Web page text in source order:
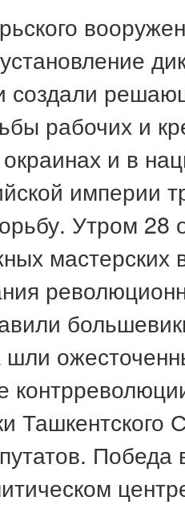
создали
рабочих и
и в
империи
Утром 28
мастерских
шли
Ташкентского